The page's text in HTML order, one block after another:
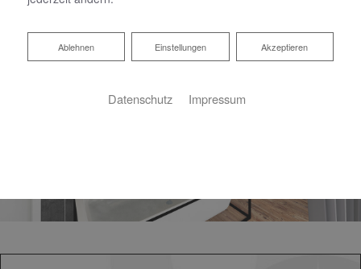
Akzeptieren
Einstellungen
Ablehnen
Ablehnen
Datenschutz Impressum